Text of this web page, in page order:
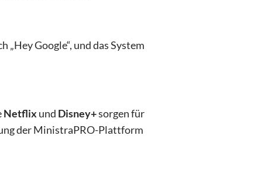
Google“, und das System
Netflix und Disney+sorgen für
der MinistraPRO-Plattform